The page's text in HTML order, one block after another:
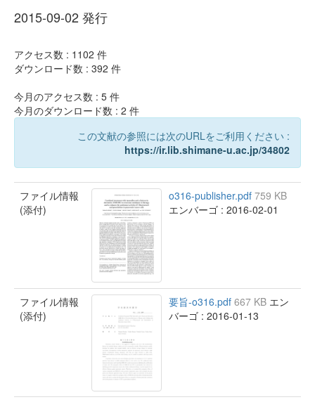
2015-09-02 発行
アクセス数 : 1102 件
ダウンロード数 : 392 件
今月のアクセス数 : 5 件
今月のダウンロード数 : 2 件
この文献の参照には次のURLをご利用ください :
https://ir.lib.shimane-u.ac.jp/34802
ファイル情報
(添付)
o316-publisher.pdf 759 KB
エンバーゴ : 2016-02-01
ファイル情報
(添付)
要旨-o316.pdf 667 KB エン
バーゴ : 2016-01-13